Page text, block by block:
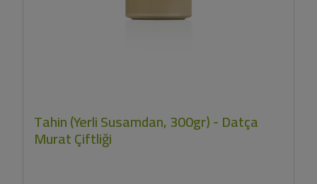
Tahin (Yerli Susamdan, 300gr) - Datça
Murat Çiftliği